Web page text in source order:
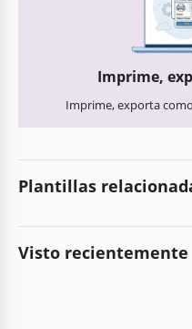
Imprime,
Imprime, exporta
Plantillas
Visto recientemente